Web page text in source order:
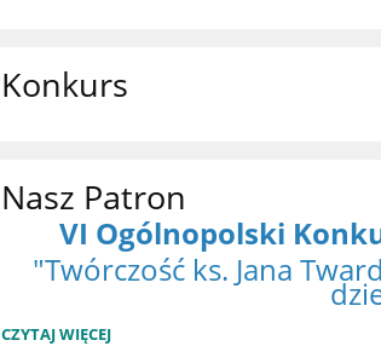
Konkurs
Nasz Patron
VI Ogólnopolski
"Twórczość ks. Jana
NASZ
CZYTAJ WIĘCEJ